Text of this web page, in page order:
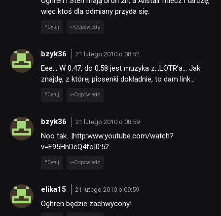
więc ktoś dla odmiany przyda się.
Cytuj Odpowiedz
bzyk36 21 lutego 2010 o 08:52
Eee… W 0:47, do 0:58 jest muzyka z…LOTR’a… Jak
znajdę, z której piosenki dokładnie, to dam link…
Cytuj Odpowiedz
bzyk36 21 lutego 2010 o 08:59
Noo tak…|http:www.youtube.com/watch?
v=F95HnDcQ4fo|0:52…
Cytuj Odpowiedz
elika15 21 lutego 2010 o 09:59
Oghren będzie zachwycony!